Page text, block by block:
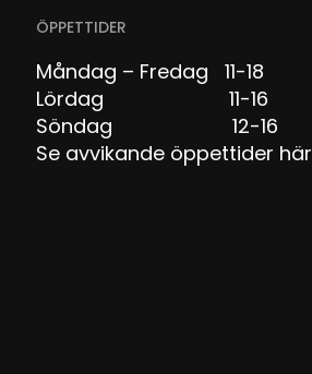
ÖPPETTIDER
Måndag – Fredag 11-18
Lördag 11-16
Söndag 12-16
Se avvikande öppettider här